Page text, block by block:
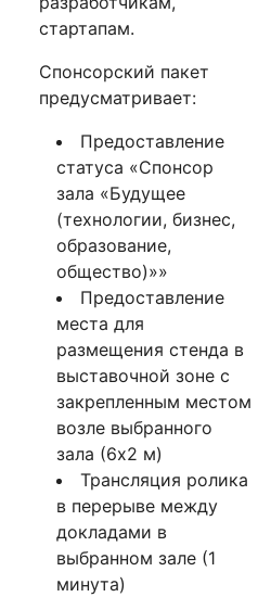
стартапам.
Спонсорский пакет
предусматривает:
Предоставление
статуса «Спонсор
зала «Будущее
(технологии, бизнес,
образование,
общество)»»
Предоставление
места для
размещения стенда в
выставочной зоне с
закрепленным местом
возле выбранного
зала (6х2 м)
Трансляция ролика
в перерыве между
докладами в
выбранном зале (1
минута)